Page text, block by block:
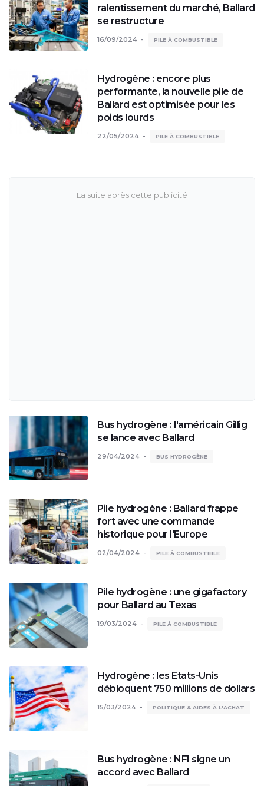
ralentissement du marché, Ballard
se restructure
16/09/2024 PILE À COMBUSTIBLE
Hydrogène : encore plus
performante, la nouvelle pile de
Ballard est optimisée pour les
poids lourds
22/05/2024 PILE À COMBUSTIBLE
Bus hydrogène : l'américain Gillig
se lance avec Ballard
29/04/2024 BUS HYDROGÈNE
Pile hydrogène : Ballard frappe
fort avec une commande
historique pour l'Europe
02/04/2024 PILE À COMBUSTIBLE
Pile hydrogène : une gigafactory
pour Ballard au Texas
19/03/2024 PILE À COMBUSTIBLE
Hydrogène : les Etats-Unis
débloquent 750 millions de dollars
15/03/2024 POLITIQUE & AIDES À L'ACHAT
Bus hydrogène : NFI signe un
accord avec Ballard